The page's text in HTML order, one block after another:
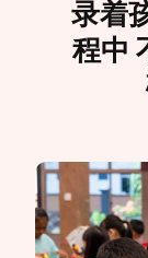
录着
程中